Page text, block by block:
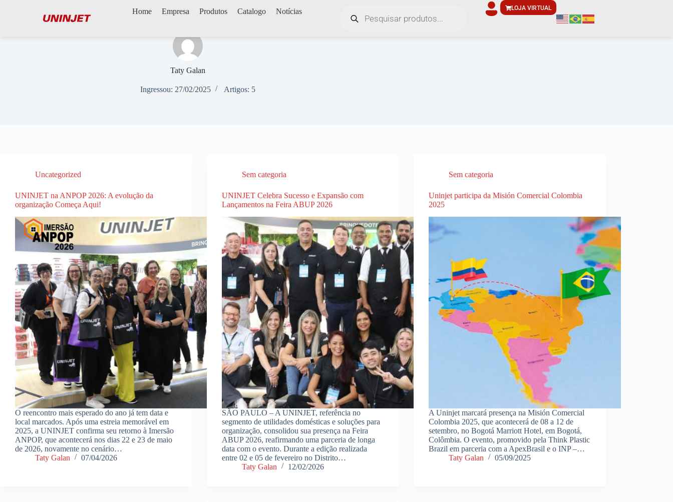
Home Empresa Produtos Catalogo Notícias LOJA VIRTUAL
Taty Galan
Ingressou: 27/02/2025 Artigos: 5
Uncategorized
UNINJET na ANPOP 2026: A evolução da
organização Começa Aqui!
O reencontro mais esperado do ano já tem data e
local marcados. Após uma estreia memorável em
2025, a UNINJET confirma seu retorno à Imersão
ANPOP, que acontecerá nos dias 22 e 23 de maio
de 2026, novamente no cenário…
Taty Galan
07/04/2026
Sem categoria
UNINJET Celebra Sucesso e Expansão com
Lançamentos na Feira ABUP 2026
SÃO PAULO – A UNINJET, referência no
segmento de utilidades domésticas e soluções para
organização, consolidou sua presença na Feira
ABUP 2026, reafirmando uma parceria de longa
data com o evento. Durante a edição realizada
entre 02 e 05 de fevereiro no Distrito…
Taty Galan
12/02/2026
Sem categoria
Uninjet participa da Misión Comercial Colombia
2025
A Uninjet marcará presença na Misión Comercial
Colombia 2025, que acontecerá de 08 a 12 de
setembro, no Bogotá Marriott Hotel, em Bogotá,
Colômbia. O evento, promovido pela Think Plastic
Brazil em parceria com a ApexBrasil e o INP –…
Taty Galan
05/09/2025